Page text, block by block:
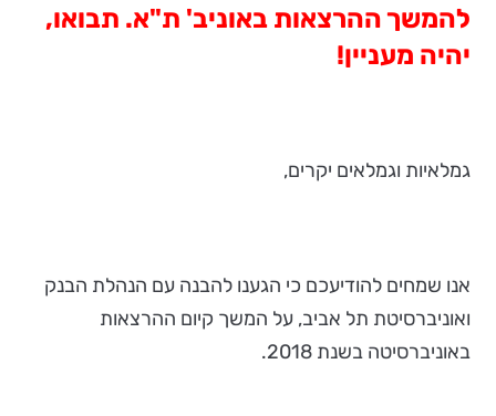
להמשך ההרצאות באוניב' ת"א. תבואו,
יהיה מעניין!
גמלאיות וגמלאים יקרים,
אנו שמחים להודיעכם כי הגענו להבנה עם הנהלת הבנק
ואוניברסיטת תל אביב, על המשך קיום ההרצאות
באוניברסיטה בשנת 2018.